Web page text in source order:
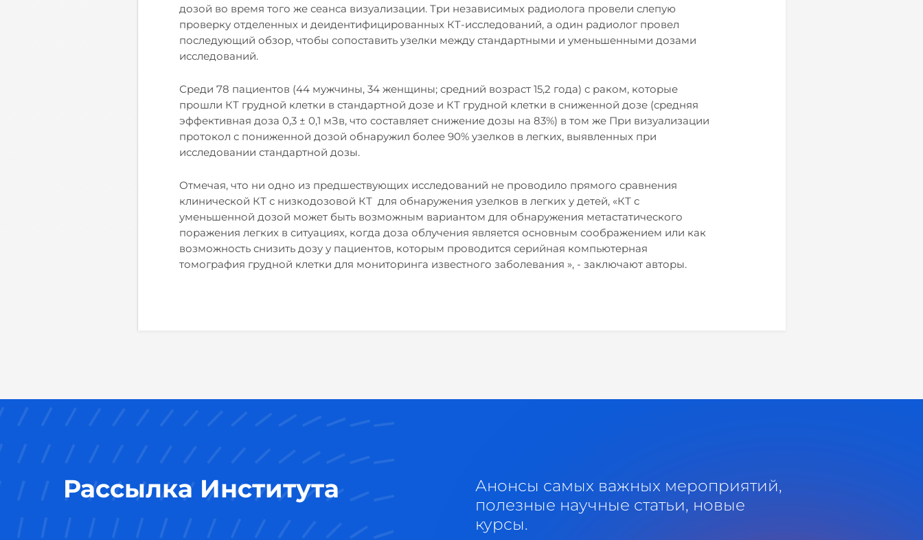
дозой во время того же сеанса визуализации. Три независимых радиолога провели слепую
проверку отделенных и деидентифицированных КТ-исследований, а один радиолог провел
последующий обзор, чтобы сопоставить узелки между стандартными и уменьшенными дозами
исследований.
Среди 78 пациентов (44 мужчины, 34 женщины; средний возраст 15,2 года) с раком, которые
прошли КТ грудной клетки в стандартной дозе и КТ грудной клетки в сниженной дозе (средняя
эффективная доза 0,3 ± 0,1 мЗв, что составляет снижение дозы на 83%) в том же При визуализации
протокол с пониженной дозой обнаружил более 90% узелков в легких, выявленных при
исследовании стандартной дозы.
Отмечая, что ни одно из предшествующих исследований не проводило прямого сравнения
клинической КТ с низкодозовой КТ для обнаружения узелков в легких у детей, «КТ с
уменьшенной дозой может быть возможным вариантом для обнаружения метастатического
поражения легких в ситуациях, когда доза облучения является основным соображением или как
возможность снизить дозу у пациентов, которым проводится серийная компьютерная
томография грудной клетки для мониторинга известного заболевания », - заключают авторы.
Рассылка Института
Анонсы самых важных мероприятий,
полезные научные статьи, новые
курсы.